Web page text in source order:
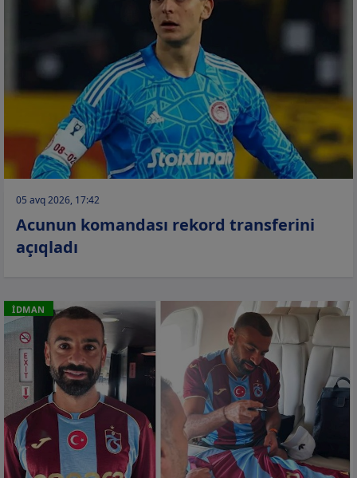
05 avq 2026, 17:42
Acunun komandası rekord transferini
açıqladı
İDMAN